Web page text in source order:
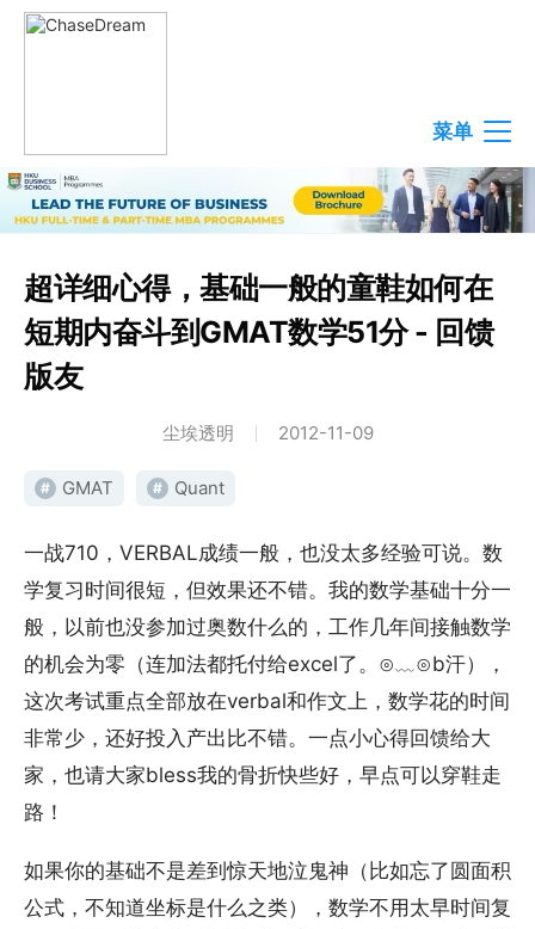
菜单
超详细心得，基础一般的童鞋如何在
短期内奋斗到GMAT数学51分 - 回馈
版友
尘埃透明 2012-11-09
# GMAT # Quant
一战710，VERBAL成绩一般，也没太多经验可说。数
学复习时间很短，但效果还不错。我的数学基础十分一
般，以前也没参加过奥数什么的，工作几年间接触数学
的机会为零（连加法都托付给excel了。⊙﹏⊙b汗），
这次考试重点全部放在verbal和作文上，数学花的时间
非常少，还好投入产出比不错。一点小心得回馈给大
家，也请大家bless我的骨折快些好，早点可以穿鞋走
路！
如果你的基础不是差到惊天地泣鬼神（比如忘了圆面积
公式，不知道坐标是什么之类），数学不用太早时间复